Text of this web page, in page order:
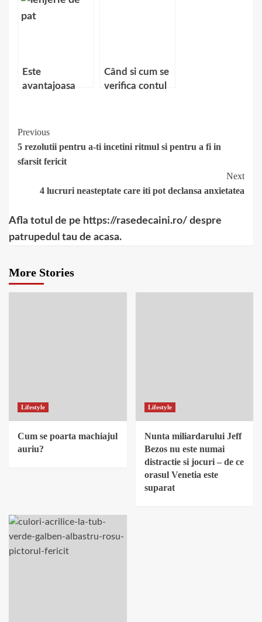
Este
avantajoasa
online
Când si cum se
verifica contul
Continue
Reading
Previous
5 rezolutii pentru a-ti incetini ritmul si pentru a fi in
sfarsit fericit
Next
4 lucruri neasteptate care iti pot declansa anxietatea
Afla totul de pe https://rasedecaini.ro/ despre
patrupedul tau de acasa.
More Stories
Lifestyle
Cum se poarta machiajul
auriu?
Lifestyle
Nunta miliardarului Jeff
Bezos nu este numai
distractie si jocuri – de ce
orasul Venetia este
suparat